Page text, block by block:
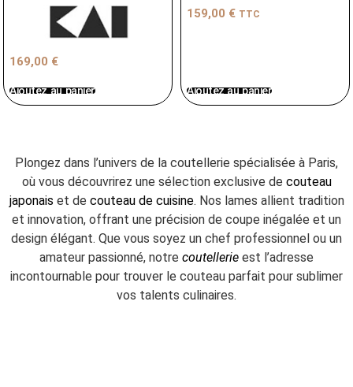
169,00 €
Ajoutez au panier
159,00 € TTC
Ajoutez au panier
Plongez dans l’univers de la coutellerie spécialisée à Paris,
où vous découvrirez une sélection exclusive de couteau
japonais et de couteau de cuisine. Nos lames allient tradition
et innovation, offrant une précision de coupe inégalée et un
design élégant. Que vous soyez un chef professionnel ou un
amateur passionné, notre coutellerie est l’adresse
incontournable pour trouver le couteau parfait pour sublimer
vos talents culinaires.